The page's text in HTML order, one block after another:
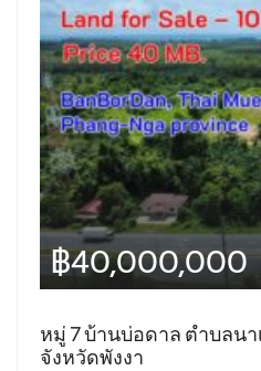
฿40,000,000
หมู่ 7 บ้านบ่อดาล ตำบลนา
จังหวัดพังงา